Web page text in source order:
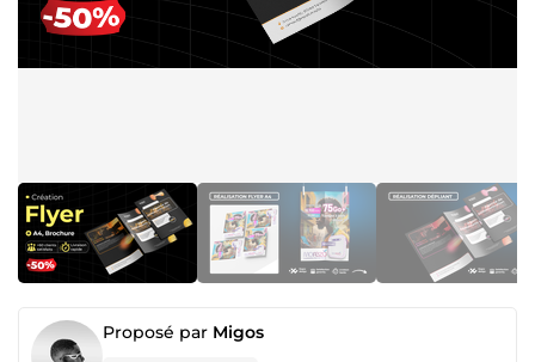
Proposé par Migos